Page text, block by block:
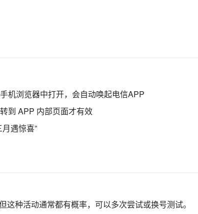
机浏览器中打开，会自动唤起电信APP
到 APP 内部页面才有效
月遇惊喜”
这种活动通常都有概率，可以多次尝试或换号测试。